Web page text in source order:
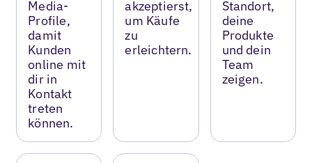
Media-
Profile,
damit
Kunden
online mit
dir in
Kontakt
treten
können.
akzeptierst,
um Käufe
zu
erleichtern.
Standort,
deine
Produkte
und dein
Team
zeigen.